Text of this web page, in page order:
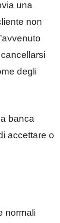
una
non
degli
banca
accettare o
normali